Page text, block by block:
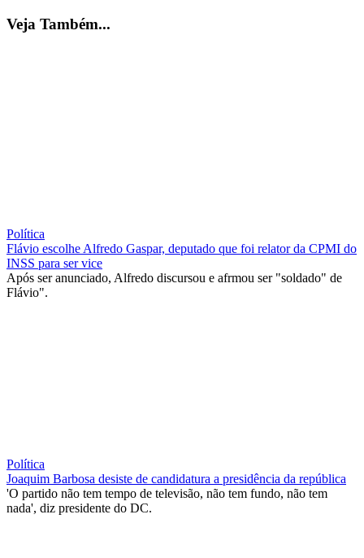
Veja Também...
Política
Flávio escolhe Alfredo Gaspar, deputado que foi relator da CPMI do
INSS para ser vice
Após ser anunciado, Alfredo discursou e afrmou ser "soldado" de
Flávio".
Política
Joaquim Barbosa desiste de candidatura a presidência da república
'O partido não tem tempo de televisão, não tem fundo, não tem
nada', diz presidente do DC.